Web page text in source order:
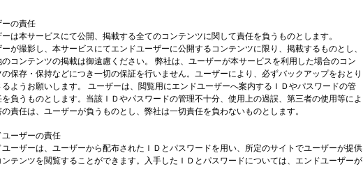
の責任
は本サービスにて公開、掲載する全てのコンテンツに関して責任を負うものとします。
が撮影し、本サービスにてエンドユーザーに公開するコンテンツに限り、掲載するものとし、
のコンテンツの掲載は御遠慮ください。 弊社は、ユーザーが本サービスを利用した場合のコン
保存・保持などにつき一切の保証を行いません。ユーザーにより、必ずバックアップをおとり
るようお願いします。 ユーザーは、閲覧用にエンドユーザーへ案内するＩＤやパスワードの管
負うものとします。当該ＩＤやパスワードの管理不十分、使用上の過誤、第三者の使用等によ
の責任は、ユーザーが負うものとし、弊社は一切責任を負わないものとします。
ーザーの責任
ーザーは、ユーザーから配布されたＩＤとパスワードを用い、所定のサイトでユーザーが提供
テンツを閲覧することができます。入手したＩＤとパスワードについては、エンドユーザーが